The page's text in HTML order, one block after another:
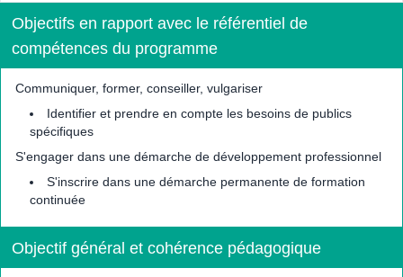
Objectifs en rapport avec le référentiel de
compétences du programme
Communiquer, former, conseiller, vulgariser
Identifier et prendre en compte les besoins de publics
spécifiques
S'engager dans une démarche de développement professionnel
S'inscrire dans une démarche permanente de formation
continuée
Objectif général et cohérence pédagogique